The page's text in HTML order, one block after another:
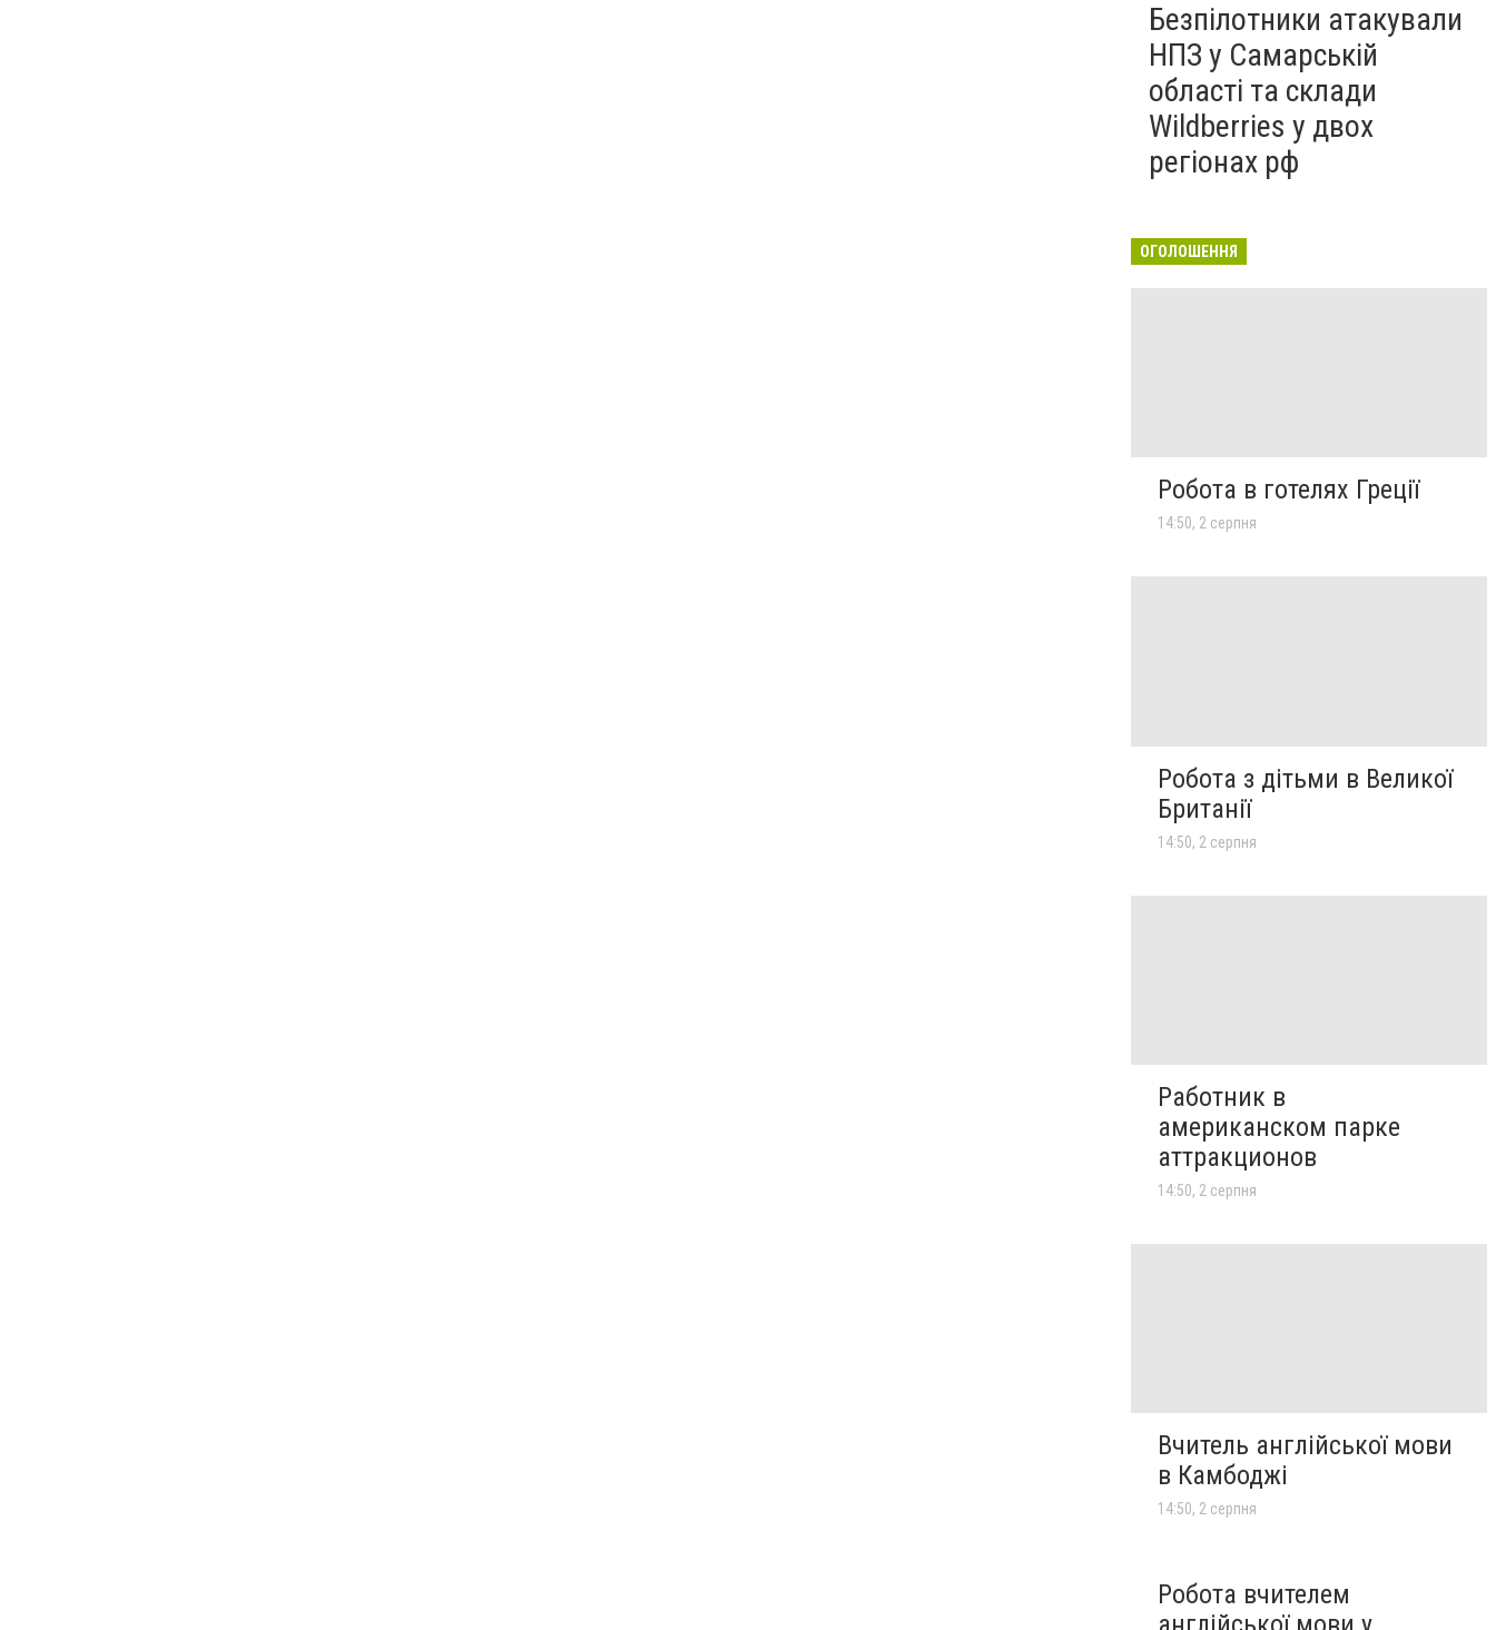
Безпілотники атакували
НПЗ у Самарській
області та склади
Wildberries у двох
регіонах рф
ОГОЛОШЕННЯ
Робота в готелях Греції
14:50, 2 серпня
Робота з дітьми в Великої
Британії
14:50, 2 серпня
Работник в
американском парке
аттракционов
14:50, 2 серпня
Вчитель англійської мови
в Камбоджі
14:50, 2 серпня
Робота вчителем